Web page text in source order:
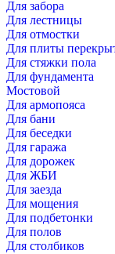
Для забора
Для лестницы
Для отмостки
Для плиты
Для стяжки пола
Для фундамента
Мостовой
Для армопояса
Для бани
Для беседки
Для гаража
Для дорожек
Для ЖБИ
Для заезда
Для мощения
Для подбетонки
Для полов
Для столбиков